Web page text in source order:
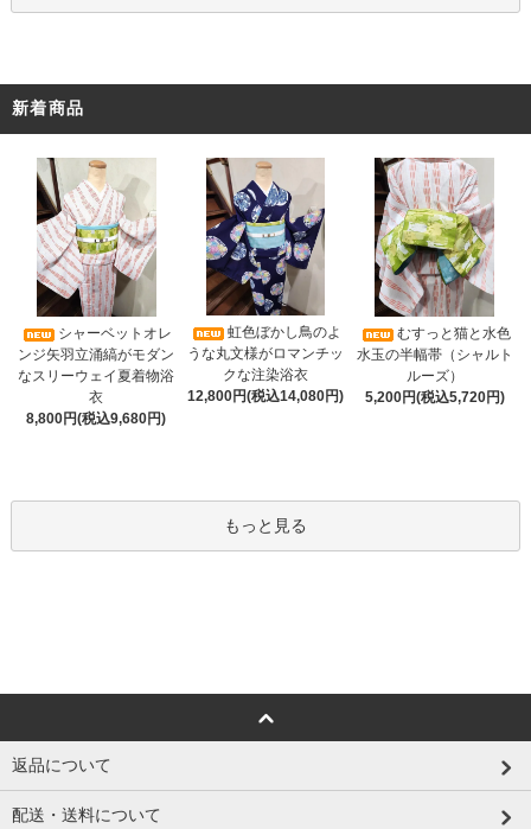
新着商品
シャーベットオレ
ンジ矢羽立涌縞がモダン
なスリーウェイ夏着物浴
衣
8,800円(税込9,680円)
虹色ぼかし鳥のよ
うな丸文様がロマンチッ
クな注染浴衣
12,800円(税込14,080円)
むすっと猫と水色
水玉の半幅帯（シャルト
ルーズ）
5,200円(税込5,720円)
もっと見る
返品について
配送・送料について